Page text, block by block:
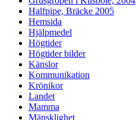
Halfpipe, Bräcke 2005
Hemsida
Hjälpmedel
Högtider
Högtider bilder
Känslor
Kommunikation
Krönikor
Landet
Mamma
Mänsklighet